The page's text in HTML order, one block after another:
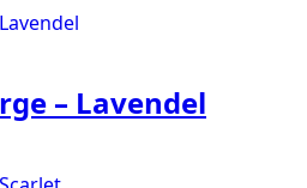
– Lavendel